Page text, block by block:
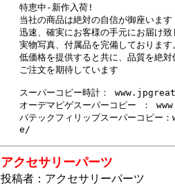
特恵中-新作入荷!
当社の商品は絶対の自信が御座います
迅速、確実にお客様の手元にお届け致
実物写真、付属品を完備しております
低価格を提供すると共に、品質を絶
ご注文を期待しています
スーパーコピー時計：
オーデマピゲスーパーコピー ：
パテックフィリップスーパーコ
e/
アクセサリーパーツ
投稿者：アクセサリーパーツ